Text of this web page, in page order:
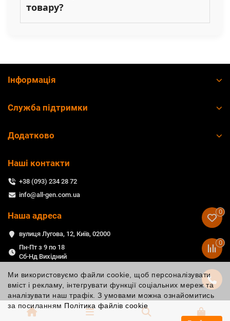
товару?
Ми використовуємо файли cookie, щоб персоналізувати
вміст і рекламу, інтегрувати функції соціальних мереж та
аналізувати наш трафік. З умовами можна ознайомитись
за посиланням Політика файлів cookie
Інформація
Служба підтримки
Додатково
Наші контакти
+38 (093) 234 28 72
info@all-gen.com.ua
Наша адреса
вулиця Лугова, 12, Київ, 02000
Пн-Пт з 9 по 18
Сб-Нд Вихідний
0
0